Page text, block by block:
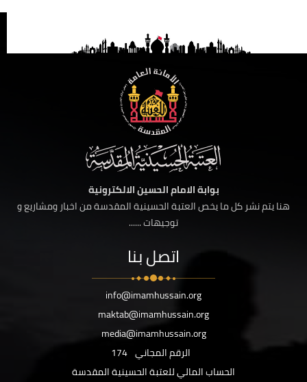
بوابة الامام الحسين الالكترونية
هنا يتم نشر كل ما يخص العتبة الحسينية المقدسة من اخبار ومشاريع و
توجيهات ......
اتصل بنا
info@imamhussain.org
maktab@imamhussain.org
media@imamhussain.org
الرقم المجاني 174
الحساب المالي للعتبة الحسينية المقدسة